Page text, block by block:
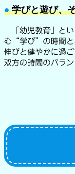
●学びと遊び、
「幼児教育」とい
む“学び”の時間と
伸びと健やかに過
双方の時間のバラ